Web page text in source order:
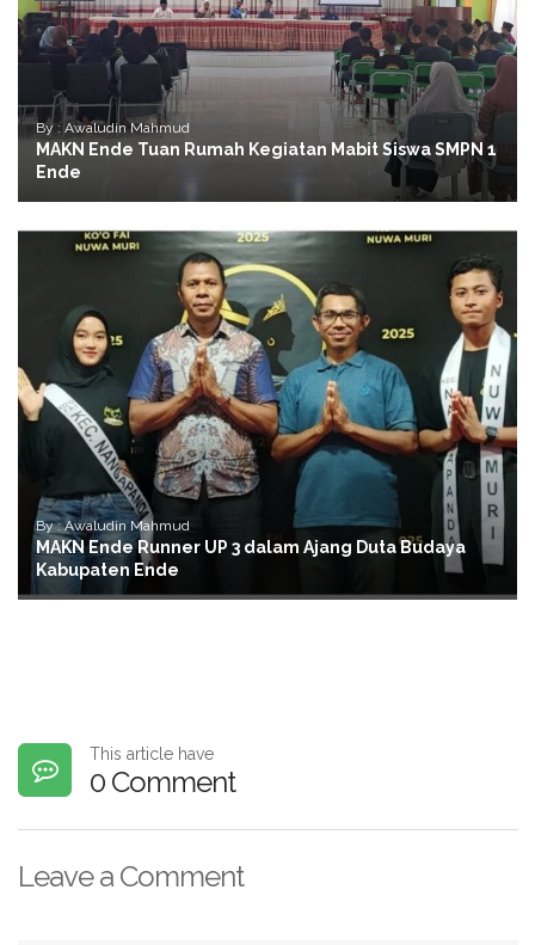
By : Awaludin Mahmud
MAKN Ende Tuan Rumah Kegiatan Mabit Siswa SMPN 1
Ende
By : Awaludin Mahmud
MAKN Ende Runner UP 3 dalam Ajang Duta Budaya
Kabupaten Ende
This article have
0 Comment
Leave a Comment